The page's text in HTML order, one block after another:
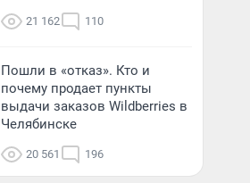
21 162 110
Пошли в «отказ». Кто и
почему продает пункты
выдачи заказов Wildberries в
Челябинске
20 561 196